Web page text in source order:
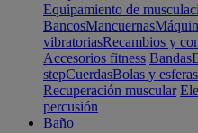
Equipamiento de
BancosMancuernas
vibratoriasRecambios y
Accesorios fitness Bandas
stepCuerdasBolas y
Recuperación muscular
percusión
Baño